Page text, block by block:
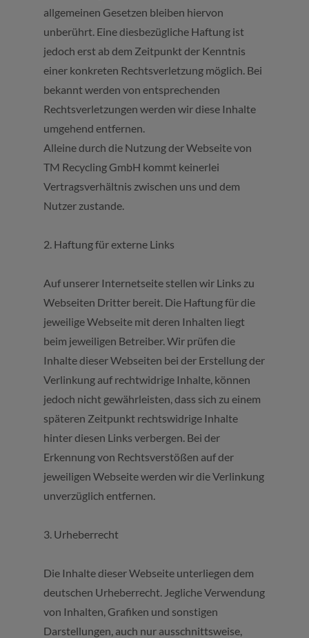
allgemeinen Gesetzen bleiben hiervon
unberührt. Eine diesbezügliche Haftung ist
jedoch erst ab dem Zeitpunkt der Kenntnis
einer konkreten Rechtsverletzung möglich. Bei
bekannt werden von entsprechenden
Rechtsverletzungen werden wir diese Inhalte
umgehend entfernen.
Alleine durch die Nutzung der Webseite von
TM Recycling GmbH kommt keinerlei
Vertragsverhältnis zwischen uns und dem
Nutzer zustande.
2. Haftung für externe Links
Auf unserer Internetseite stellen wir Links zu
Webseiten Dritter bereit. Die Haftung für die
jeweilige Webseite mit deren Inhalten liegt
beim jeweiligen Betreiber. Wir prüfen die
Inhalte dieser Webseiten bei der Erstellung der
Verlinkung auf rechtwidrige Inhalte, können
jedoch nicht gewährleisten, dass sich zu einem
späteren Zeitpunkt rechtswidrige Inhalte
hinter diesen Links verbergen. Bei der
Erkennung von Rechtsverstößen auf der
jeweiligen Webseite werden wir die Verlinkung
unverzüglich entfernen.
3. Urheberrecht
Die Inhalte dieser Webseite unterliegen dem
deutschen Urheberrecht. Jegliche Verwendung
von Inhalten, Grafiken und sonstigen
Darstellungen, auch nur ausschnittsweise,